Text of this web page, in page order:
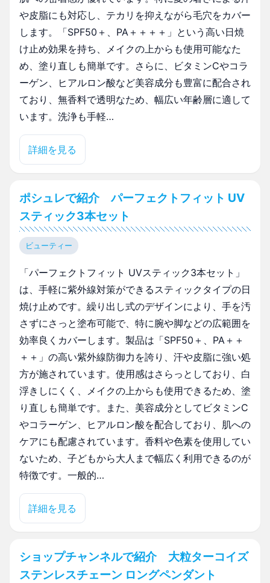
や皮脂にも対応し、テカリを抑えながら毛穴をカバー
します。「SPF50＋、PA＋＋＋＋」という高い日焼
け止め効果を持ち、メイクの上からも使用可能なた
め、塗り直しも簡単です。さらに、ビタミンCやコラ
ーゲン、ヒアルロン酸など美容成分も豊富に配合され
ており、無香料で透明なため、幅広い年齢層に適して
います。洗浄も手軽…
詳細を見る
ポシュレで紹介 パーフェクトフィット UV
スティック3本セット
ビューティー
「パーフェクトフィット UVスティック3本セット」
は、手軽に紫外線対策ができるスティックタイプの日
焼け止めです。繰り出し式のデザインにより、手を汚
さずにさっと塗布可能で、特に腕や脚などの広範囲を
効率良くカバーします。製品は「SPF50＋、PA＋＋
＋＋」の高い紫外線防御力を誇り、汗や皮脂に強い処
方が施されています。使用感はさらっとしており、白
浮きしにくく、メイクの上からも使用できるため、塗
り直しも簡単です。また、美容成分としてビタミンC
やコラーゲン、ヒアルロン酸を配合しており、肌への
ケアにも配慮されています。香料や色素を使用してい
ないため、子どもから大人まで幅広く利用できるのが
特徴です。一般的…
詳細を見る
ショップチャンネルで紹介 大粒ターコイズ
ステンレスチェーン ロングペンダント